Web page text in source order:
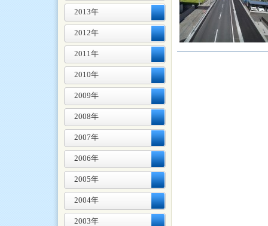
2013年
2012年
2011年
2010年
2009年
2008年
2007年
2006年
2005年
2004年
2003年